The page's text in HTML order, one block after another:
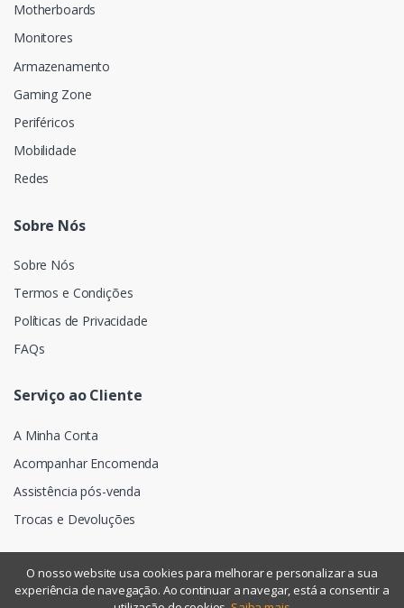
Motherboards
Monitores
Armazenamento
Gaming Zone
Periféricos
Mobilidade
Redes
Sobre Nós
Sobre Nós
Termos e Condições
Políticas de Privacidade
FAQs
Serviço ao Cliente
A Minha Conta
Acompanhar Encomenda
Assistência pós-venda
Trocas e Devoluções
©Assismática- Todos os direitos reservados
O nosso website usa cookies para melhorar e personalizar a sua
experiência de navegação. Ao continuar a navegar, está a consentir a